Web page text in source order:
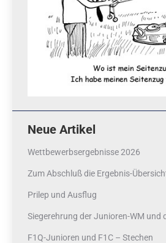
Neue Artikel
Wettbewerbsergebnisse 2026
Zum Abschluß die Ergebnis-
Prilep und Ausflug
Siegerehrung der Junioren-WM und
F1Q-Junioren und F1C – Stechen